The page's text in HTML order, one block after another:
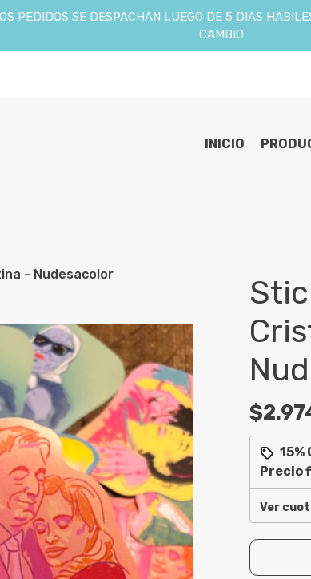
PEDIDOS SE DESPACHAN LUEGO DE 5 DIAS
CAMBIO
INICIO
- Nudesacolor
15%
Precio
Ver